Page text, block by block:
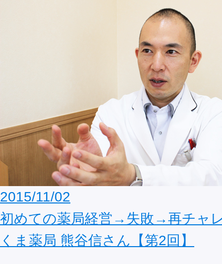
2015/11/02
初めての薬局経営→失敗→再チャ
くま薬局 熊谷信さん【第2回】